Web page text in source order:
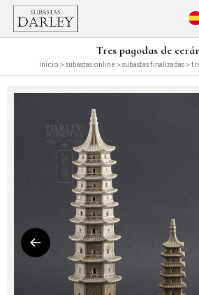
Tres pagodas de
inicio > subastas online> subastas finalizadas>